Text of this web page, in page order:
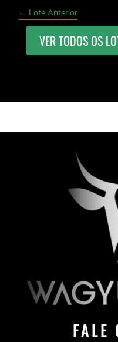
← Lote Anterior
VER TODOS OS
FALE